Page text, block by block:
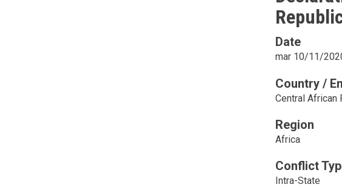
Date
mar 10/11/
Country /
Central African
Region
Africa
Conflict
Intra-State